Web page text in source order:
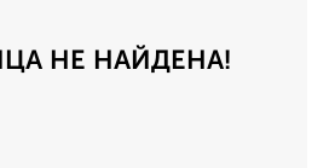
НЕ НАЙДЕНА!